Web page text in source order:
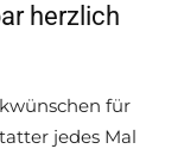
herzlich
für
jedes Mal